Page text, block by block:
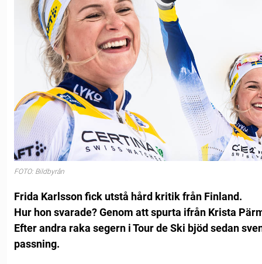
FOTO: Bildbyrån
Frida Karlsson fick utstå hård kritik från Finland.
Hur hon svarade? Genom att spurta ifrån Krista
Efter andra raka segern i Tour de Ski bjöd sedan
passning.